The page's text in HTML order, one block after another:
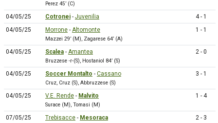
Perez 45’ (C)
04/05/25 Cotronei - Juvenilia
4 - 1
04/05/25
Morrone - Altomonte
Mazzei 29’ (M), Zagarese 64’ (A)
1 - 1
04/05/25 Scalea - Amantea
Bruzzese -r-(S), Hostaniol 84’ (S)
2 - 0
04/05/25 Soccer Montalto - Cassano
Cruz, Cruz (S), Abbruzzese (S)
3 - 1
04/05/25 V.E. Rende - Malvito
Surace (M), Tomasi (M)
1 - 4
07/05/25 Trebisacce - Mesoraca 2 - 3